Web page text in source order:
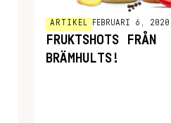
ARTIKEL FEBRUARI 6, 2020
FRUKTSHOTS FRÅN
BRÄMHULTS!